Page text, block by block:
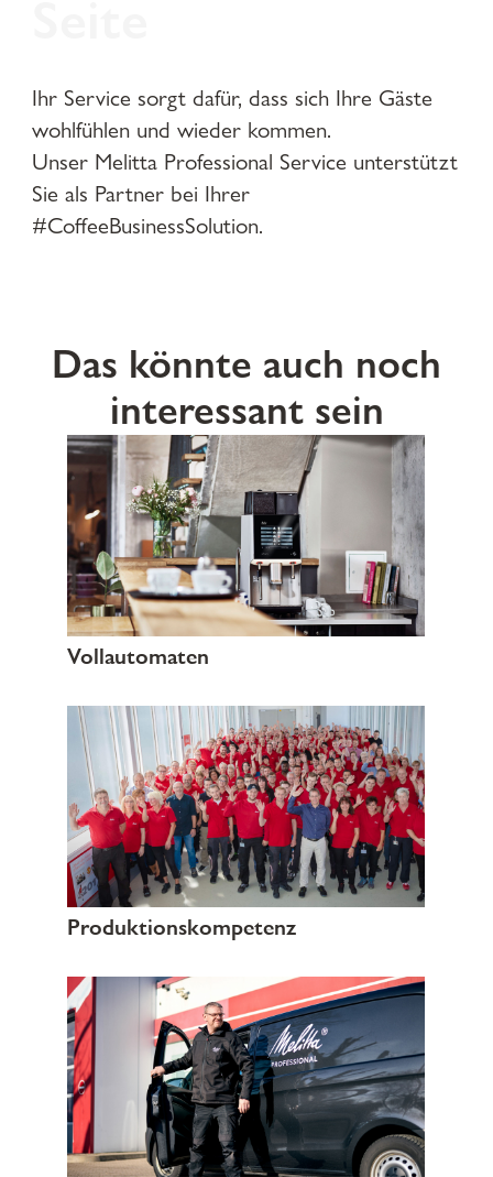
Ihr Service sorgt dafür, dass sich Ihre Gäste
wohlfühlen und wieder kommen.
Unser Melitta Professional Service unterstützt
Sie als Partner bei Ihrer
#CoffeeBusinessSolution.
Das könnte auch noch
interessant sein
Vollautomaten
Produktionskompetenz